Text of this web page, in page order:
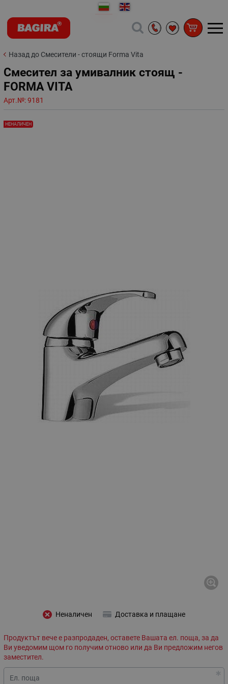
Назад до Смесители - стоящи Forma Vita
Смесител за умивалник стоящ -
FORMA VITA
Арт.№:9181
НЕНАЛИЧЕН
Неналичен Доставка и плащане
Продуктът вече е разпродаден, оставете Вашата ел. поща, за да
Ви уведомим щом го получим отново или да Ви предложим негов
заместител.
Ел. поща